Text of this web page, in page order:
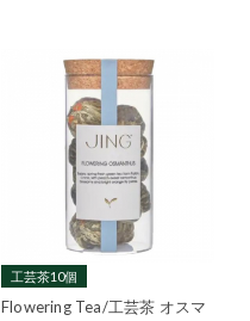
工芸茶10個
Flowering Tea/工芸茶 オスマ